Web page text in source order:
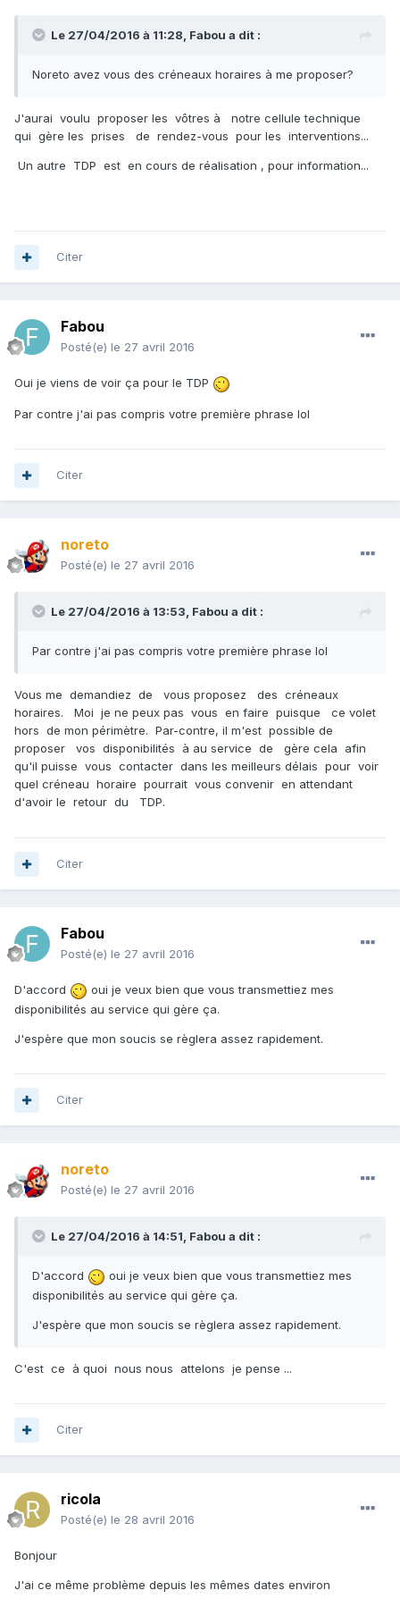
Le 27/04/2016 à 11:28, Fabou a dit :
Noreto avez vous des créneaux horaires à me proposer?
J'aurai voulu proposer les vôtres à notre cellule technique
qui gère les prises de rendez-vous pour les interventions...
Un autre TDP est en cours de réalisation , pour information...
Citer
Fabou
Posté(e) le 27 avril 2016
Oui je viens de voir ça pour le TDP
Par contre j'ai pas compris votre première phrase lol
Citer
noreto
Posté(e) le 27 avril 2016
Le 27/04/2016 à 13:53, Fabou a dit :
Par contre j'ai pas compris votre première phrase lol
Vous me demandiez de vous proposez des créneaux
horaires. Moi je ne peux pas vous en faire puisque ce volet
hors de mon périmètre. Par-contre, il m'est possible de
proposer vos disponibilités à au service de gère cela afin
qu'il puisse vous contacter dans les meilleurs délais pour voir
quel créneau horaire pourrait vous convenir en attendant
d'avoir le retour du TDP.
Citer
Fabou
Posté(e) le 27 avril 2016
D'accord
oui je veux bien que vous transmettiez mes
disponibilités au service qui gère ça.
J'espère que mon soucis se règlera assez rapidement.
Citer
noreto
Posté(e) le 27 avril 2016
Le 27/04/2016 à 14:51, Fabou a dit :
D'accord
oui je veux bien que vous transmettiez mes
disponibilités au service qui gère ça.
J'espère que mon soucis se règlera assez rapidement.
C'est ce à quoi nous nous attelons je pense ...
Citer
ricola
Posté(e) le 28 avril 2016
Bonjour
J'ai ce même problème depuis les mêmes dates environ